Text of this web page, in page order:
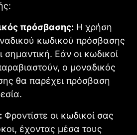
πρόσβασης: Η χρήση
κωδικού πρόσβασης
σημαντική. Εάν οι κωδικοί
ο μοναδικός
θα παρέχει πρόσβαση
Φροντίστε οι κωδικοί σας
έχοντας μέσα τους